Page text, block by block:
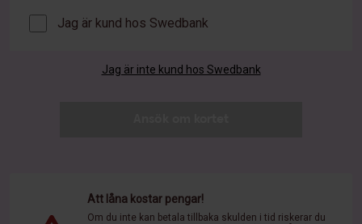
Jag är kund hos Swedbank
Jag är inte kund hos Swedbank
Att låna kostar pengar!
Om du inte kan betala tillbaka skulden i tid riskerar du